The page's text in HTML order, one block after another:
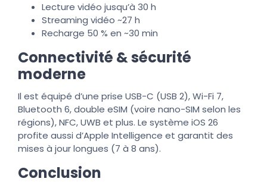
Lecture vidéo jusqu’à 30 h
Streaming vidéo ~27 h
Recharge 50 % en ~30 min
Connectivité & sécurité
moderne
Il est équipé d’une prise USB-C (USB 2), Wi-Fi 7,
Bluetooth 6, double eSIM (voire nano-SIM selon les
régions), NFC, UWB et plus. Le système iOS 26
profite aussi d’Apple Intelligence et garantit des
mises à jour longues (7 à 8 ans).
Conclusion